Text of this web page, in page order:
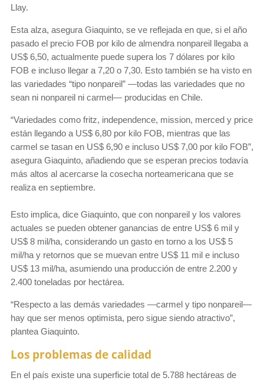
Llay.
Esta alza, asegura Giaquinto, se ve reflejada en que, si el año
pasado el precio FOB por kilo de almendra nonpareil llegaba a
US$ 6,50, actualmente puede supera los 7 dólares por kilo
FOB e incluso llegar a 7,20 o 7,30. Esto también se ha visto en
las variedades “tipo nonpareil” —todas las variedades que no
sean ni nonpareil ni carmel— producidas en Chile.
“Variedades como fritz, independence, mission, merced y price
están llegando a US$ 6,80 por kilo FOB, mientras que las
carmel se tasan en US$ 6,90 e incluso US$ 7,00 por kilo FOB”,
asegura Giaquinto, añadiendo que se esperan precios todavía
más altos al acercarse la cosecha norteamericana que se
realiza en septiembre.
Esto implica, dice Giaquinto, que con nonpareil y los valores
actuales se pueden obtener ganancias de entre US$ 6 mil y
US$ 8 mil/ha, considerando un gasto en torno a los US$ 5
mil/ha y retornos que se muevan entre US$ 11 mil e incluso
US$ 13 mil/ha, asumiendo una producción de entre 2.200 y
2.400 toneladas por hectárea.
“Respecto a las demás variedades —carmel y tipo nonpareil—
hay que ser menos optimista, pero sigue siendo atractivo”,
plantea Giaquinto.
Los problemas de calidad
En el país existe una superficie total de 5.788 hectáreas de